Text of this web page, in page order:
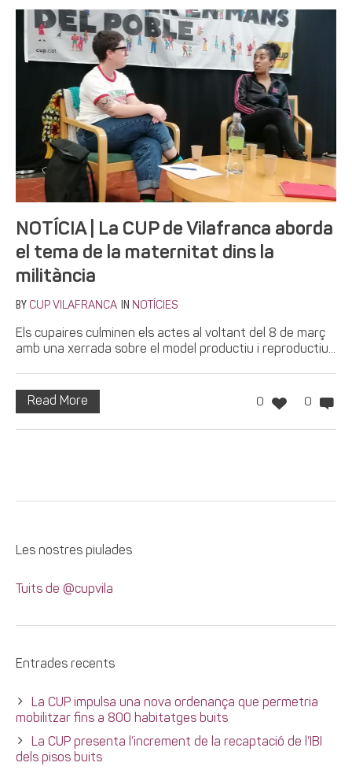
NOTÍCIA | La CUP de Vilafranca aborda
el tema de la maternitat dins la
militància
BY CUP VILAFRANCA IN NOTÍCIES
Els cupaires culminen els actes al voltant del 8 de març
amb una xerrada sobre el model productiu i reproductiu...
0 0
Read More
Les nostres piulades
Tuits de @cupvila
Entrades recents
La CUP impulsa una nova ordenança que permetria
mobilitzar fins a 800 habitatges buits
La CUP presenta l’increment de la recaptació de l’IBI
dels pisos buits